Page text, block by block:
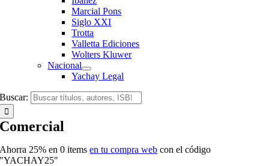
Marcial Pons
Siglo XXI
Trotta
Valletta Ediciones
Wolters Kluwer
Nacional
Yachay Legal
Buscar:
Comercial
Ahorra 25% en0 items en tu compra web con el código
"YACHAY25"